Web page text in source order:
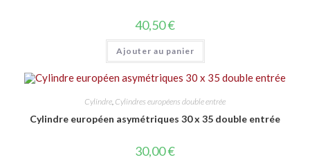
40,50€
Ajouter au panier
Cylindre Cylindres européens double entrée
Cylindre européen asymétriques 30 x 35 double entrée
30,00€